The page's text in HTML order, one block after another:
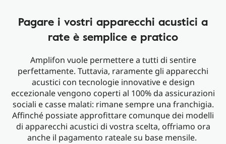
Pagare i vostri apparecchi acustici a
rate è semplice e pratico
Amplifon vuole permettere a tutti di sentire
perfettamente. Tuttavia, raramente gli apparecchi
acustici con tecnologie innovative e design
eccezionale vengono coperti al 100% da assicurazioni
sociali e casse malati: rimane sempre una franchigia.
Affinché possiate approfittare comunque dei modelli
di apparecchi acustici di vostra scelta, offriamo ora
anche il pagamento rateale su base mensile.